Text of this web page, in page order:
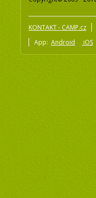
KONTAKT - CAMP.cz
App: Android iOS